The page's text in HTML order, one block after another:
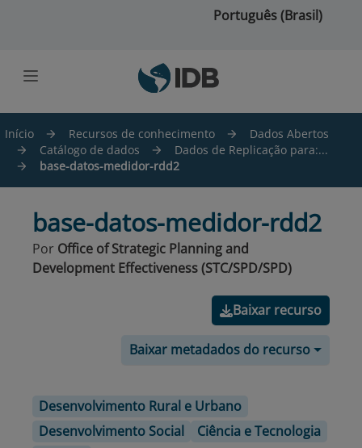
Português (Brasil)
Início Recursos de conhecimento
Dados Abertos
Catálogo de dados
Dados de Replicação para:...
base-datos-medidor-rdd2
base-datos-medidor-rdd2
Por Office of Strategic Planning and
Development Effectiveness (STC/SPD/SPD)
Baixar recurso
Baixar metadados do recurso
Desenvolvimento Rural e Urbano
Desenvolvimento Social
Ciência e Tecnologia